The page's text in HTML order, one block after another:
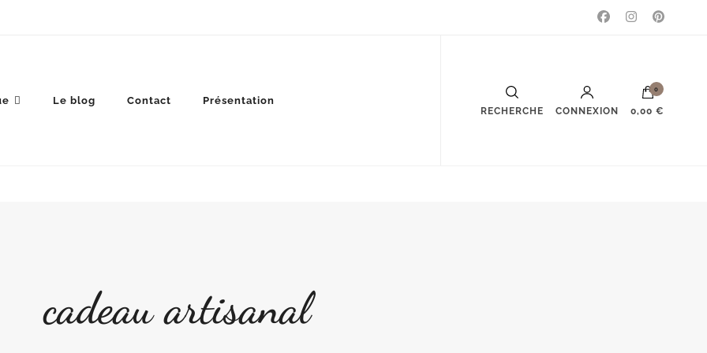
Le blog Contact Présentation
RECHERCHE CONNEXION
0
0,00 €
cadeau artisanal